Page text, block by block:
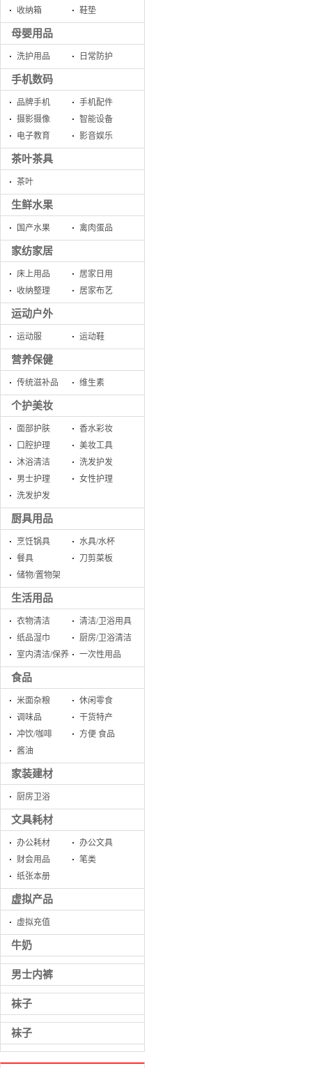
收纳箱
鞋垫
母婴用品
洗护用品 日常防护
手机数码
品牌手机
手机配件
摄影摄像
智能设备
电子教育
影音娱乐
茶叶茶具
茶叶
生鲜水果
国产水果 禽肉蛋品
家纺家居
床上用品
居家日用
收纳整理
居家布艺
运动户外
运动服 运动鞋
营养保健
传统滋补品 维生素
个护美妆
面部护肤
香水彩妆
口腔护理
美妆工具
沐浴清洁
洗发护发
男士护理
女性护理
洗发护发
厨具用品
烹饪锅具
水具/水杯
餐具
刀剪菜板
储物/置物架
生活用品
衣物清洁
清洁/卫浴用具
纸品湿巾
厨房/卫浴清洁
室内清洁/保养
一次性用品
食品
米面杂粮
休闲零食
调味品
干货特产
冲饮/咖啡
方便 食品
酱油
家装建材
厨房卫浴
文具耗材
办公耗材
办公文具
财会用品
笔类
纸张本册
虚拟产品
虚拟充值
牛奶
男士内裤
袜子
袜子